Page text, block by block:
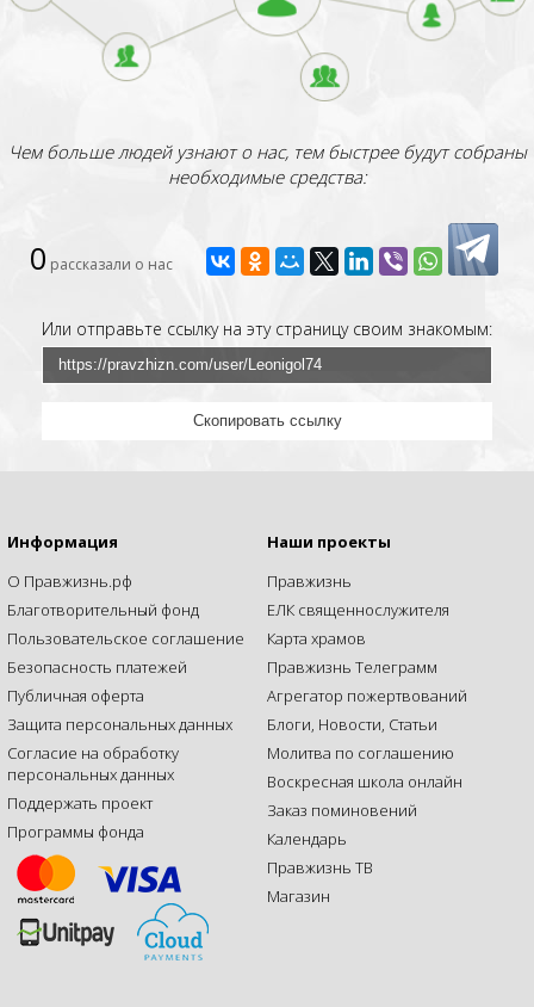
Чем больше людей узнают о нас, тем быстрее будут собраны
необходимые средства:
0 рассказали о нас
Или отправьте ссылку на эту страницу своим знакомым:
Скопировать ссылку
Информация
О Правжизнь.рф
Благотворительный фонд
Пользовательское соглашение
Безопасность платежей
Публичная оферта
Защита персональных данных
Согласие на обработку
персональных данных
Поддержать проект
Программы фонда
Наши проекты
Правжизнь
ЕЛК священнослужителя
Карта храмов
Правжизнь Телеграмм
Агрегатор пожертвований
Блоги, Новости, Статьи
Молитва по соглашению
Воскресная школа онлайн
Заказ поминовений
Календарь
Правжизнь ТВ
Магазин